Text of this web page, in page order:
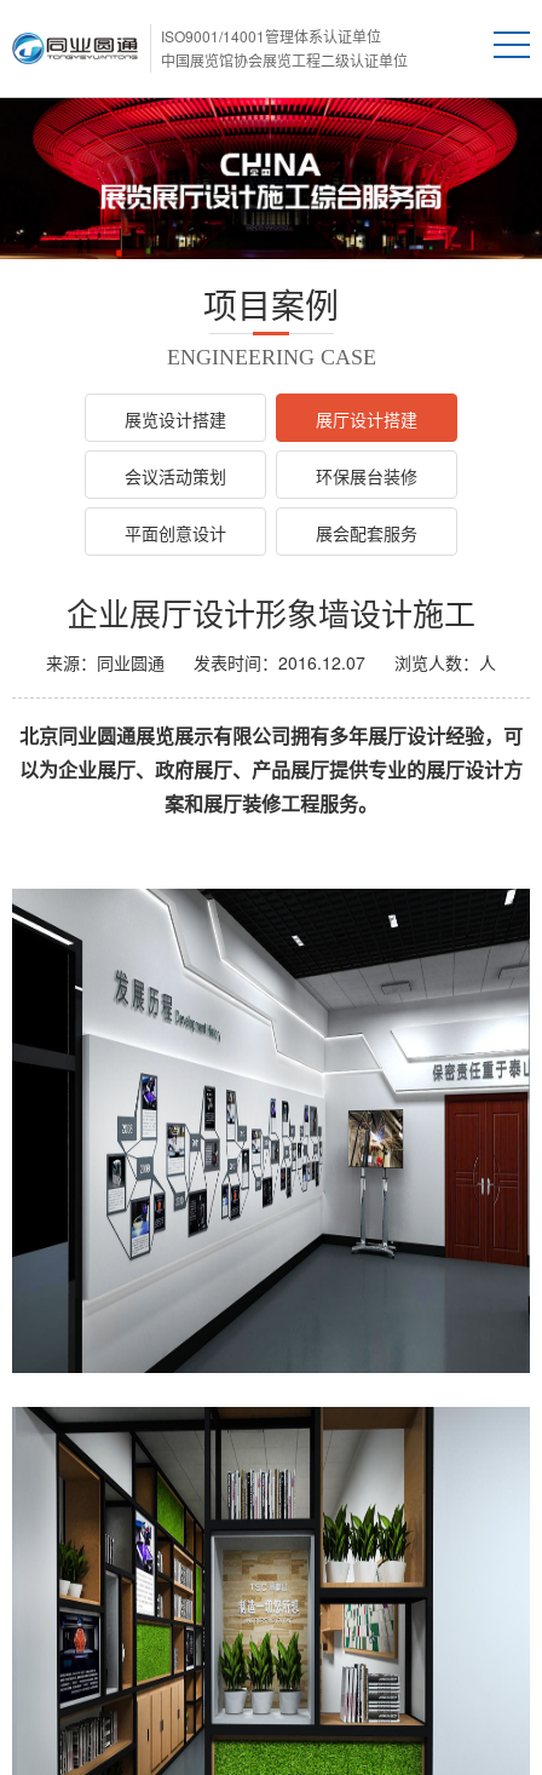
ISO9001/14001管理体系认证单位
中国展览馆协会展览工程二级认证单位
项目案例
ENGINEERING CASE
展览设计搭建 展厅设计搭建
会议活动策划 环保展台装修
平面创意设计 展会配套服务
企业展厅设计形象墙设计施工
来源：同业圆通 发表时间：2016.12.07 浏览人数： 人
北京同业圆通展览展示有限公司拥有多年展厅设计经验，可
以为企业展厅、政府展厅、产品展厅提供专业的展厅设计方
案和展厅装修工程服务。